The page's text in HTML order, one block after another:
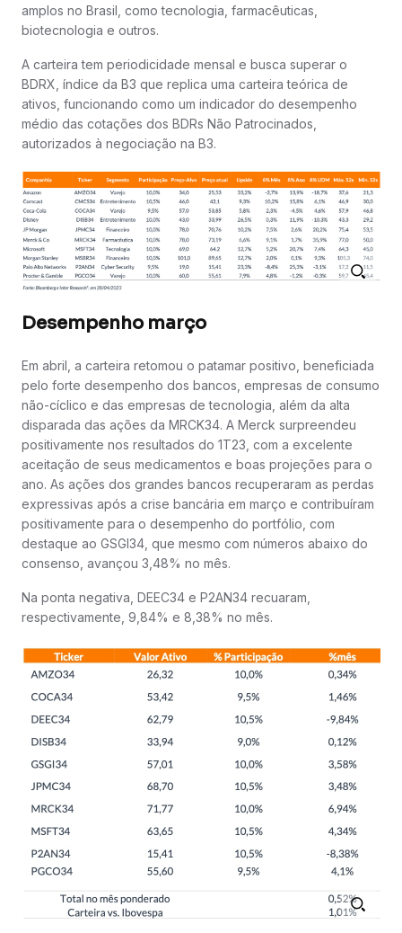
amplos no Brasil, como tecnologia, farmacêuticas,
biotecnologia e outros.
A carteira tem periodicidade mensal e busca superar o
BDRX, índice da B3 que replica uma carteira teórica de
ativos, funcionando como um indicador do desempenho
médio das cotações dos BDRs Não Patrocinados,
autorizados à negociação na B3.
Desempenho março
Em abril, a carteira retomou o patamar positivo, beneficiada
pelo forte desempenho dos bancos, empresas de consumo
não-cíclico e das empresas de tecnologia, além da alta
disparada das ações da MRCK34. A Merck surpreendeu
positivamente nos resultados do 1T23, com a excelente
aceitação de seus medicamentos e boas projeções para o
ano. As ações dos grandes bancos recuperaram as perdas
expressivas após a crise bancária em março e contribuíram
positivamente para o desempenho do portfólio, com
destaque ao GSGI34, que mesmo com números abaixo do
consenso, avançou 3,48% no mês.
Na ponta negativa, DEEC34 e P2AN34 recuaram,
respectivamente, 9,84% e 8,38% no mês.